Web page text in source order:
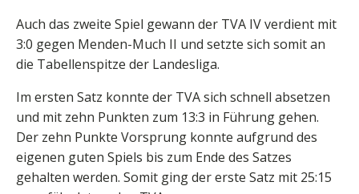
Auch das zweite Spiel gewann der TVA IV verdient mit
3:0 gegen Menden-Much II und setzte sich somit an
die Tabellenspitze der Landesliga.
Im ersten Satz konnte der TVA sich schnell absetzen
und mit zehn Punkten zum 13:3 in Führung gehen.
Der zehn Punkte Vorsprung konnte aufgrund des
eigenen guten Spiels bis zum Ende des Satzes
gehalten werden. Somit ging der erste Satz mit 25:15